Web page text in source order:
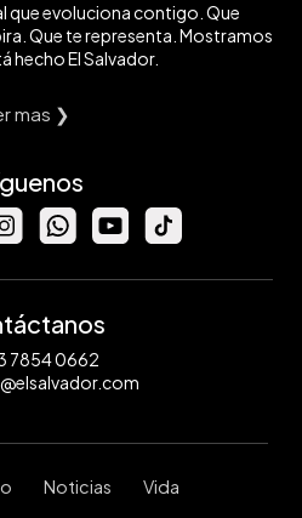
que evoluciona contigo. Que
Que te representa. Mostramos
hecho El Salvador.
mas ❯
7854 0662
Noticias Vida